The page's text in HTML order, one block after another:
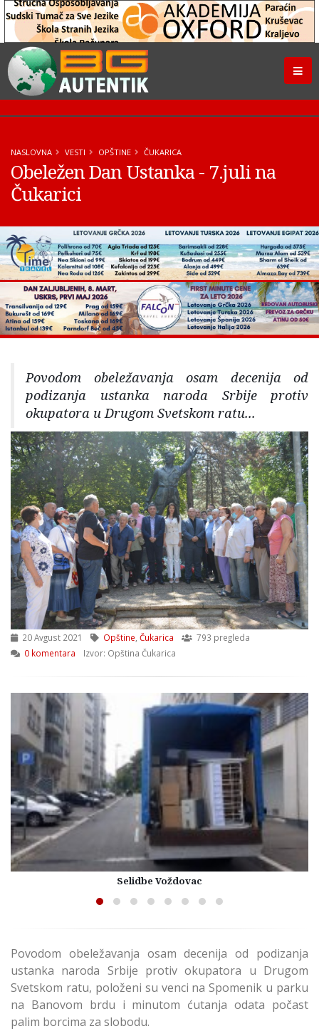
NASLOVNA VESTI OPŠTINE ČUKARICA
Obeležen Dan Ustanka - 7.juli na
Čukarici
Povodom obeležavanja osam decenija od
podizanja ustanka naroda Srbije protiv
okupatora u Drugom Svetskom ratu...
20 Avgust 2021 Opštine, Čukarica
793 pregleda
0 komentara
Izvor: Opština Čukarica
Selidbe Voždovac
Povodom obeležavanja osam decenija od podizanja
ustanka naroda Srbije protiv okupatora u Drugom
Svetskom ratu, položeni su venci na Spomenik u parku
na Banovom brdu i minutom ćutanja odata počast
palim borcima za slobodu.